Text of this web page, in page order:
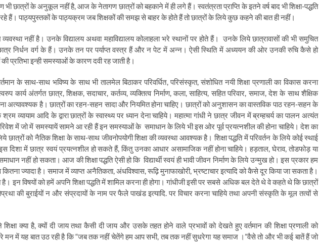
भी छात्रों के अनुकूल नहीं है,आज के नेतागण छात्रों को बहकाने में ही लगे हैं। स्वतंत्रता प्राप्ति के इतने वर्ष बाद भी शिक्षा-पद्धति
रहे हैं। पाठ्यपुस्तकों के पाठ्यक्रम जब शिक्षकों की समझ से बाहर के होते हैं तो छात्रों के लिये कुछ कहने की बात ही नहीं।
नहीं है। उनके विद्यालय अथवा महाविद्यालय कोलाहला भरे स्थानों पर होते हैं।
उनके लिये छात्रावासों की भी समुचित
निर्धन वर्ग के हैं। उनके तन पर पर्याप्त वस्त्र हैं और न पेट में अन्न। ऐसी स्थिति में अध्ययन की ओर उनकी रुचि कैसे हो
प्रतिभा इन्ही समस्याओं के कारण दवी रह जाती है।
के साथ-साथ भविष्य के साथ भी तालमेल बिठाकर परिवर्धित,परिसंस्कृत,संशोधित नयी शिक्षा प्रणाली का विकास करना
कार्य अंतर्गत छात्र,शिक्षक,सदाचार,कर्तव्य,व्यक्तित्व निर्माण,कला,साहित्य,सहित परिवार,समाज,देश के साथ शैक्षिक
अत्यावश्यक है। छात्रों का रहन-सहन सादा और नियमित होना चाहिए। छात्रों को अनुशासन का वास्तविक पाठ रहन-सहन के
व्यायाम आदि के द्वारा छात्रों के स्वास्थ्य पर ध्यान देना चाहिये। महात्मा गांधी ने छात्र जीवन में ब्रम्हचर्य का पालन अत्यंत
में जो में समस्यायें सामने आ रही हैं इन समस्याओं के समाधान के लिये भी इस ओर पूर्व प्रयत्नशील की होना चाहिये। देश का
छात्रों को नैतिक शिक्षा के साथ-साथ जीवनोपयोगी शिक्षा की व्यवस्था आवश्यक है। शिक्षा पद्धति में परिवर्तन के लिये कोई स्थाई
दिशा में छात्र स्वयं प्रयत्नशील हो सकते हैं,किंतु उनका आधार असामाजिक नहीं होना चाहिये। हड़ताल,घेराव,तोडफोड़ या
नहीं हो सकता। आज की शिक्षा पद्धति ऐसी हो कि विद्यार्थी स्वयं ही भावी जीवन निर्माण के लिये उन्मुख हो। इस प्रकार हम
ज्यादा है। समाज में व्याप्त अनैतिकता,अंधविश्वास,रूढ़ि मुनाफाखोरी,भ्रष्टाचार इत्यादि को कैसे दूर किया जा सकता है।
इन विषयों को हमें अपनि शिक्षा पद्धति में शामिल करना ही होगा। गांधीजी इसी पर सबसे अधिक बल देते थे वे कहते थे कि छात्रों
की बुराईयों न और संप्रदायों के नाम पर फैले पाखंड इत्यादि. पर विचार करना चाहिये तथा अपनी संस्कृति के मूल तत्वों से
क्या है,क्यों दी जाय तथा कैसी दी जाय और उसके तहत होने वाले प्रभावों को देखते हुए वर्तमान की शिक्षा प्रणाली को
मन में यह बात उठ रही है कि “जब तक नहीं चेतेंगे हम आप सभी,तब तक नहीं सुधरेगा यह समाज ।”वैसे तो और भी कई बातें हैं जो